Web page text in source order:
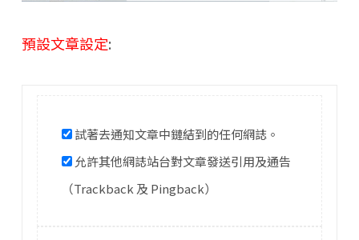
預設文章設定:
試著去通知文章中鏈結到的任何網誌。
允許其他網誌站台對文章發送引用及通告
（Trackback 及 Pingback）